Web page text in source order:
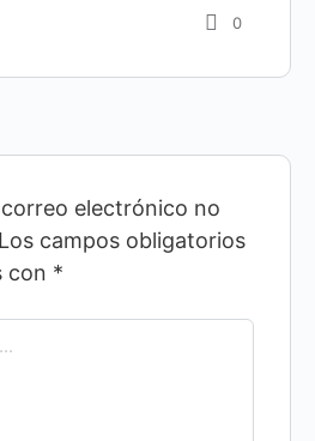
0
electrónico no
Los campos obligatorios
con *